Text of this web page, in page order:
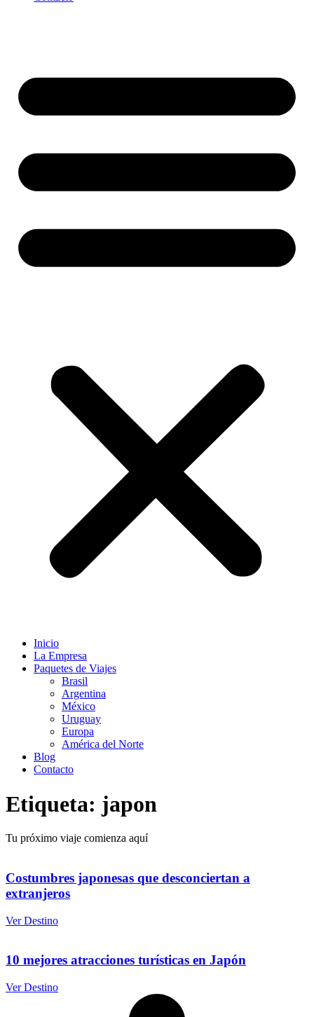
Inicio
La Empresa
Paquetes de Viajes
Brasil
Argentina
México
Uruguay
Europa
América del Norte
Blog
Contacto
Etiqueta: japon
Tu próximo viaje comienza aquí
Costumbres japonesas que desconciertan a
extranjeros
Ver Destino
10 mejores atracciones turísticas en Japón
Ver Destino